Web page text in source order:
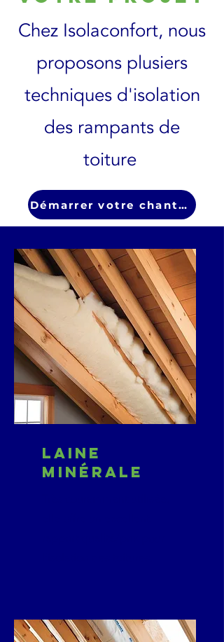
Chez Isolaconfort, nous
proposons plusiers
techniques d'isolation
des rampants de
toiture
Démarrer votre chantier
Laine
minérale